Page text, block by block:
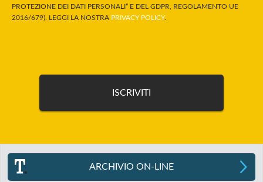
PROTEZIONE DEI DATI PERSONALI” E DEL GDPR, REGOLAMENTO UE
2016/679). LEGGI LA NOSTRA PRIVACY POLICY.
ARCHIVIO ON-LINE